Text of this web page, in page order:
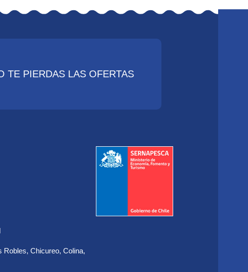
TE PIERDAS LAS OFERTAS
Robles, Chicureo, Colina,